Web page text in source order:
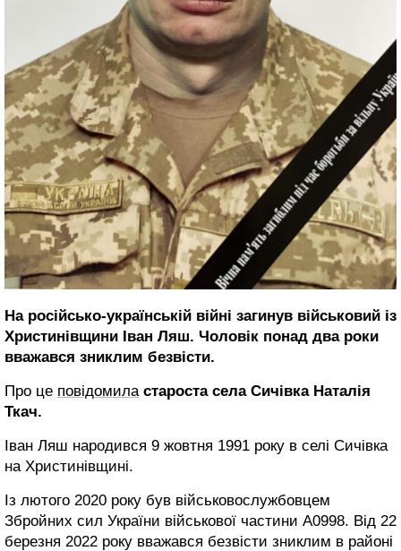
На російсько-українській війні загинув військовий із
Христинівщини Іван Ляш. Чоловік понад два роки
вважався зниклим безвісти.
Про це повідомила староста села Сичівка Наталія
Ткач.
Іван Ляш народився 9 жовтня 1991 року в селі Сичівка
на Христинівщині.
Із лютого 2020 року був військовослужбовцем
Збройних сил України військової частини А0998. Від 22
березня 2022 року вважався безвісти зниклим в районі